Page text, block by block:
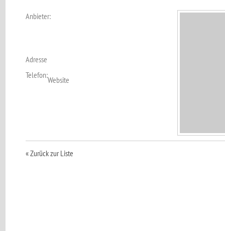
Anbieter:
Adresse
Telefon:Website
« Zurück zur Liste